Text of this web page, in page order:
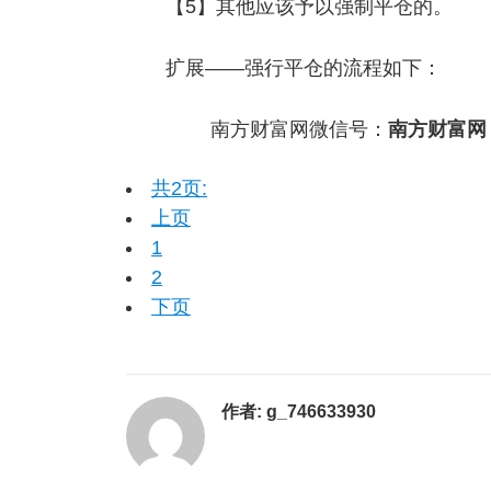
【5】其他应该予以强制平仓的。
扩展——强行平仓的流程如下：
南方财富网微信号： 南方财富网
共2页:
上页
1
2
下页
作者: g_746633930